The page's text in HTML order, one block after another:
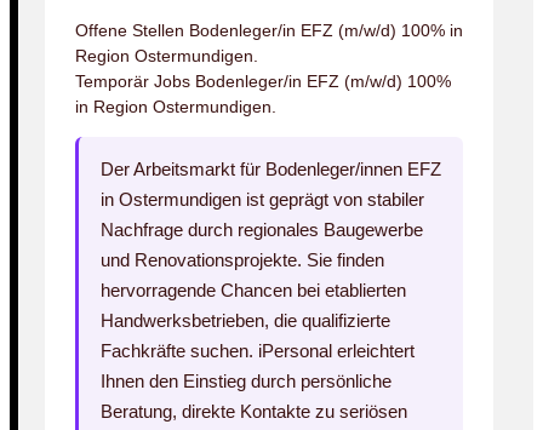
Offene Stellen Bodenleger/in EFZ (m/w/d) 100% in
Region Ostermundigen.
Temporär Jobs Bodenleger/in EFZ (m/w/d) 100%
in Region Ostermundigen.
Der Arbeitsmarkt für Bodenleger/innen EFZ
in Ostermundigen ist geprägt von stabiler
Nachfrage durch regionales Baugewerbe
und Renovationsprojekte. Sie finden
hervorragende Chancen bei etablierten
Handwerksbetrieben, die qualifizierte
Fachkräfte suchen. iPersonal erleichtert
Ihnen den Einstieg durch persönliche
Beratung, direkte Kontakte zu seriösen